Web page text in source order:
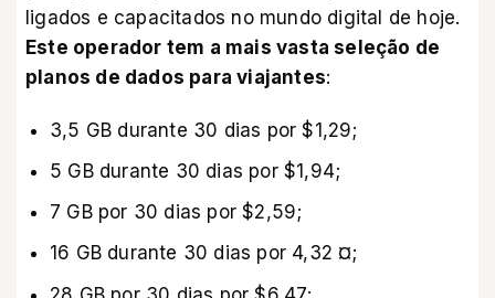
ligados e capacitados no mundo digital de hoje.
Este operador tem a mais vasta seleção de
planos de dados para viajantes:
3,5 GB durante 30 dias por $1,29;
5 GB durante 30 dias por $1,94;
7 GB por 30 dias por $2,59;
16 GB durante 30 dias por 4,32 ¤;